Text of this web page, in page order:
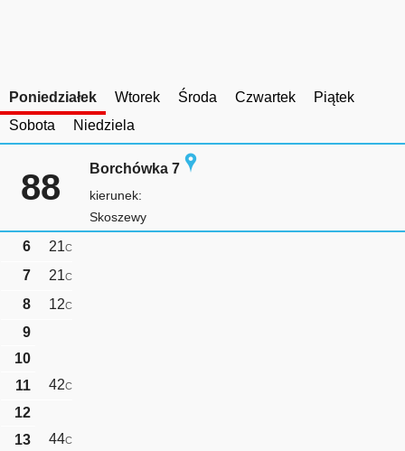
Poniedziałek Wtorek Środa Czwartek
Piątek
Sobota
Niedziela
88 Borchówka 7
kierunek:
Skoszewy
6 21C
7 21C
8 12C
9
10
11
42C
12
13
44C